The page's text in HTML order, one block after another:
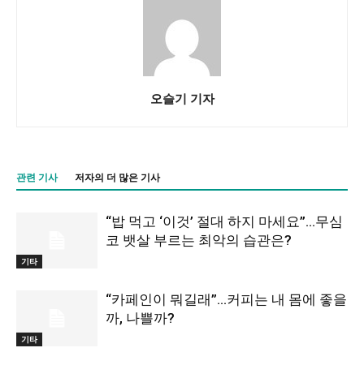
오슬기 기자
관련 기사 저자의 더 많은 기사
기타
“밥 먹고 ‘이것’ 절대 하지 마세요”…무심
코 뱃살 부르는 최악의 습관은?
기타
“카페인이 뭐길래”…커피는 내 몸에 좋을
까, 나쁠까?